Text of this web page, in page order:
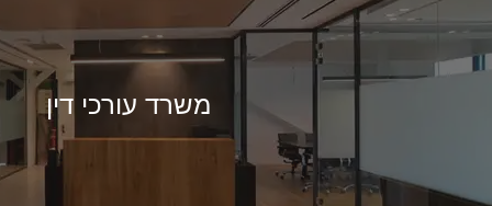
משרד עורכי דין